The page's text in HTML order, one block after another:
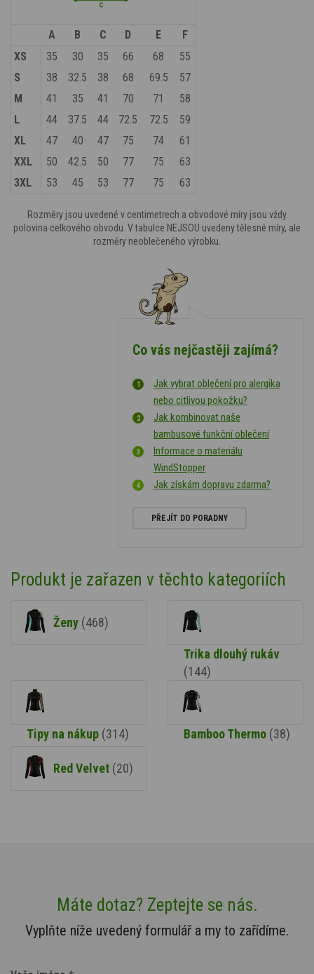
A B C D E
F
XS
35 30 35 66 68
55
S
38 32.5 38 68 69.5
57
M
41 35 41 70 71
58
L
44 37.5 44 72.5 72.5
59
XL
47 40 47 75 74
61
XXL
50 42.5 50 77 75
63
3XL
53 45 53 77 75 63
Rozměry jsou uvedené v centimetrech a obvodové míry jsou vždy
polovina celkového obvodu. V tabulce NEJSOU uvedeny tělesné míry, ale
rozměry neoblečeného výrobku.
Co vás nejčastěji zajímá?
Jak vybrat oblečení pro alergika
nebo citlivou pokožku?
Jak kombinovat naše
bambusové funkční oblečení
Informace o materiálu
WindStopper
Jak získám dopravu zdarma?
PŘEJÍT DO PORADNY
Produkt je zařazen v těchto kategoriích
Ženy (468)
Trika dlouhý rukáv
(144)
Tipy na nákup (314) Bamboo Thermo (38)
Red Velvet (20)
Máte dotaz? Zeptejte se nás.
Vyplňte níže uvedený formulář a my to zařídíme.